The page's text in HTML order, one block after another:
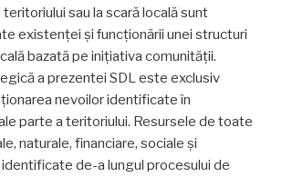
sau la scară locală sunt
existenței și funcționării unei structuri
bazată pe inițiativa comunității.
a prezentei SDL este exclusiv
nevoilor identificate în
parte a teritoriului. Resursele de toate
naturale, financiare, sociale și
de-a lungul procesului de